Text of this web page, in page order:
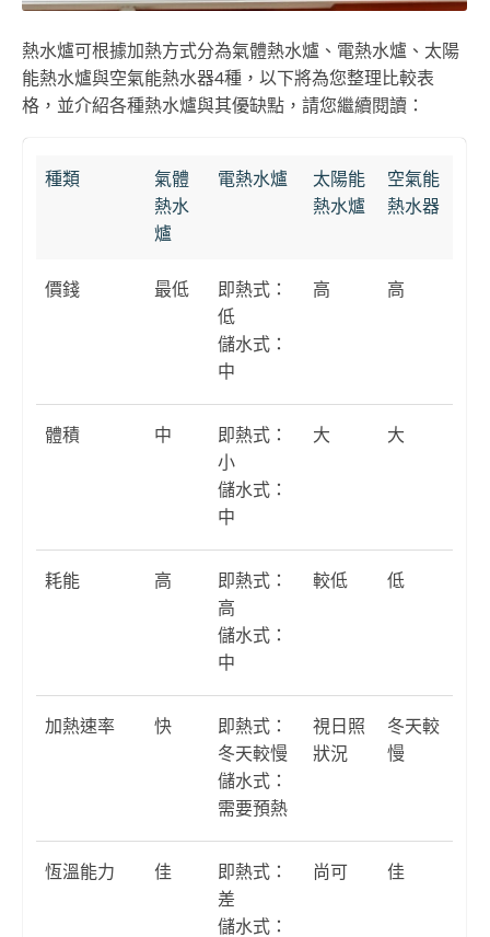
熱水爐可根據加熱方式分為氣體熱水爐、電熱水爐、太陽
能熱水爐與空氣能熱水器4種，以下將為您整理比較表
格，並介紹各種熱水爐與其優缺點，請您繼續閱讀：
種類
氣體
熱水
爐
電熱水爐
太陽能
熱水爐
空氣能
熱水器
價錢 最低
即熱式：
低
儲水式：
中
高 高
體積 中
即熱式：
小
儲水式：
中
大 大
耗能 高
即熱式：
高
儲水式：
中
較低 低
加熱速率 快
即熱式：
冬天較慢
儲水式：
需要預熱
視日照
狀況
冬天較
慢
恆溫能力 佳
即熱式：
差
儲水式：
尚可 佳